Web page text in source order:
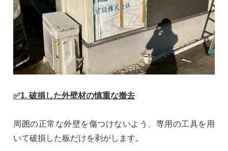
✅1. 破損した外壁材の慎重な撤去
周囲の正常な外壁を傷つけないよう、専用の工具を用
いて破損した板だけを剥がします。